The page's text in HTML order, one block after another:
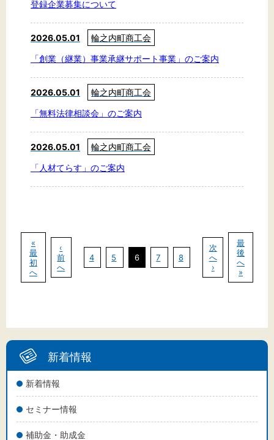
新着情報
新着情報
セミナー情報
補助金・助成金
登録企業募集について
2026.05.01
輪之内町商工会
「創業（継業）事業承継サポート事業」のご案内
2026.05.01
輪之内町商工会
「無料法律相談会」のご案内
2026.05.01
輪之内町商工会
「人材てらす」のご案内
«
最
初
へ
‹
前
へ
4 5 6 7 8
次
へ
›
最
後
へ
»